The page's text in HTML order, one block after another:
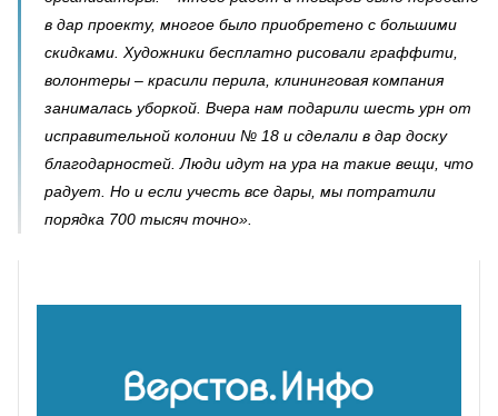
в дар проекту, многое было приобретено с большими
скидками. Художники бесплатно рисовали граффити,
волонтеры – красили перила, клининговая компания
занималась уборкой. Вчера нам подарили шесть урн от
исправительной колонии № 18 и сделали в дар доску
благодарностей. Люди идут на ура на такие вещи, что
радует. Но и если учесть все дары, мы потратили
порядка 700 тысяч точно».